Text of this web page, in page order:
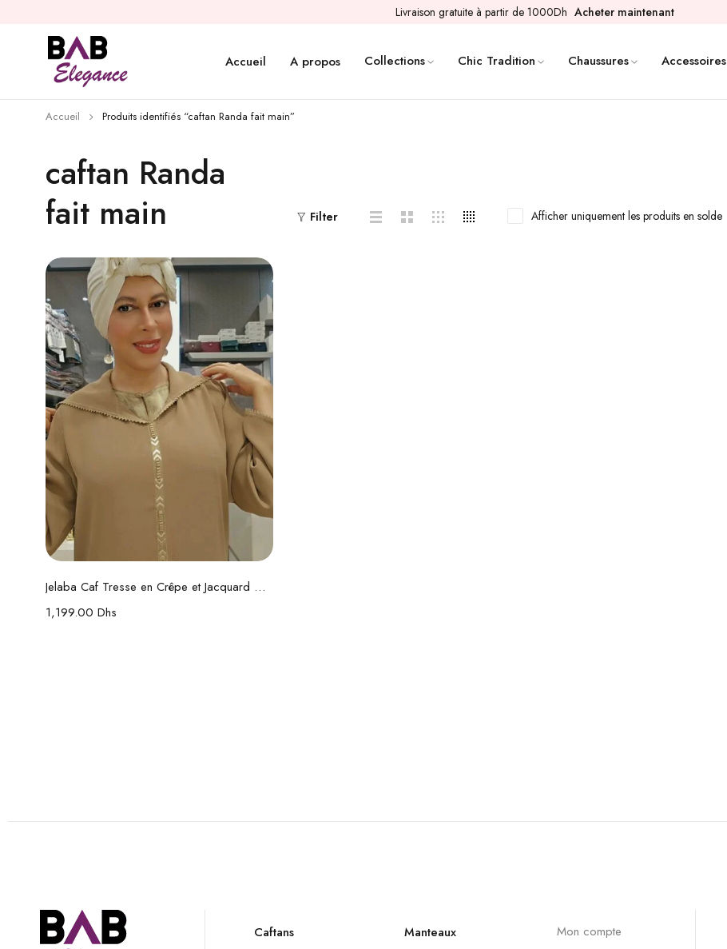
Livraison gratuite à partir de 1000Dh Acheter maintenant
Accueil A propos Collections Chic Tradition Chaussures Accessoires
caftan Randa
fait main
Accueil Produits identifiés “caftan Randa fait main”
Filter Afficher uniquement les produits en solde
Choix des options
Jelaba Caf Tresse en Crêpe et Jacquard – Randa Fait Main
1,199.00 Dhs
Caftans
Manteaux
Mon compte